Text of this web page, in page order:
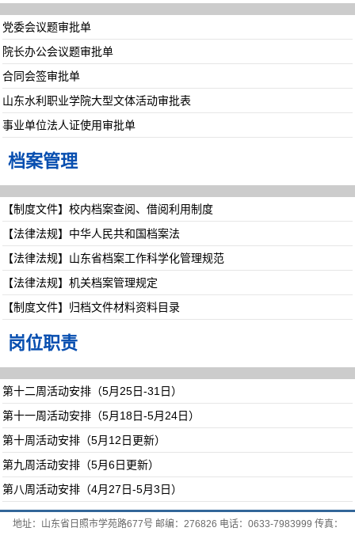
党委会议题审批单
院长办公会议题审批单
合同会签审批单
山东水利职业学院大型文体活动审批表
事业单位法人证使用审批单
档案管理
【制度文件】校内档案查阅、借阅利用制度
【法律法规】中华人民共和国档案法
【法律法规】山东省档案工作科学化管理规范
【法律法规】机关档案管理规定
【制度文件】归档文件材料资料目录
岗位职责
第十二周活动安排（5月25日-31日）
第十一周活动安排（5月18日-5月24日）
第十周活动安排（5月12日更新）
第九周活动安排（5月6日更新）
第八周活动安排（4月27日-5月3日）
地址：山东省日照市学苑路677号 邮编：276826 电话：0633-7983999 传真：